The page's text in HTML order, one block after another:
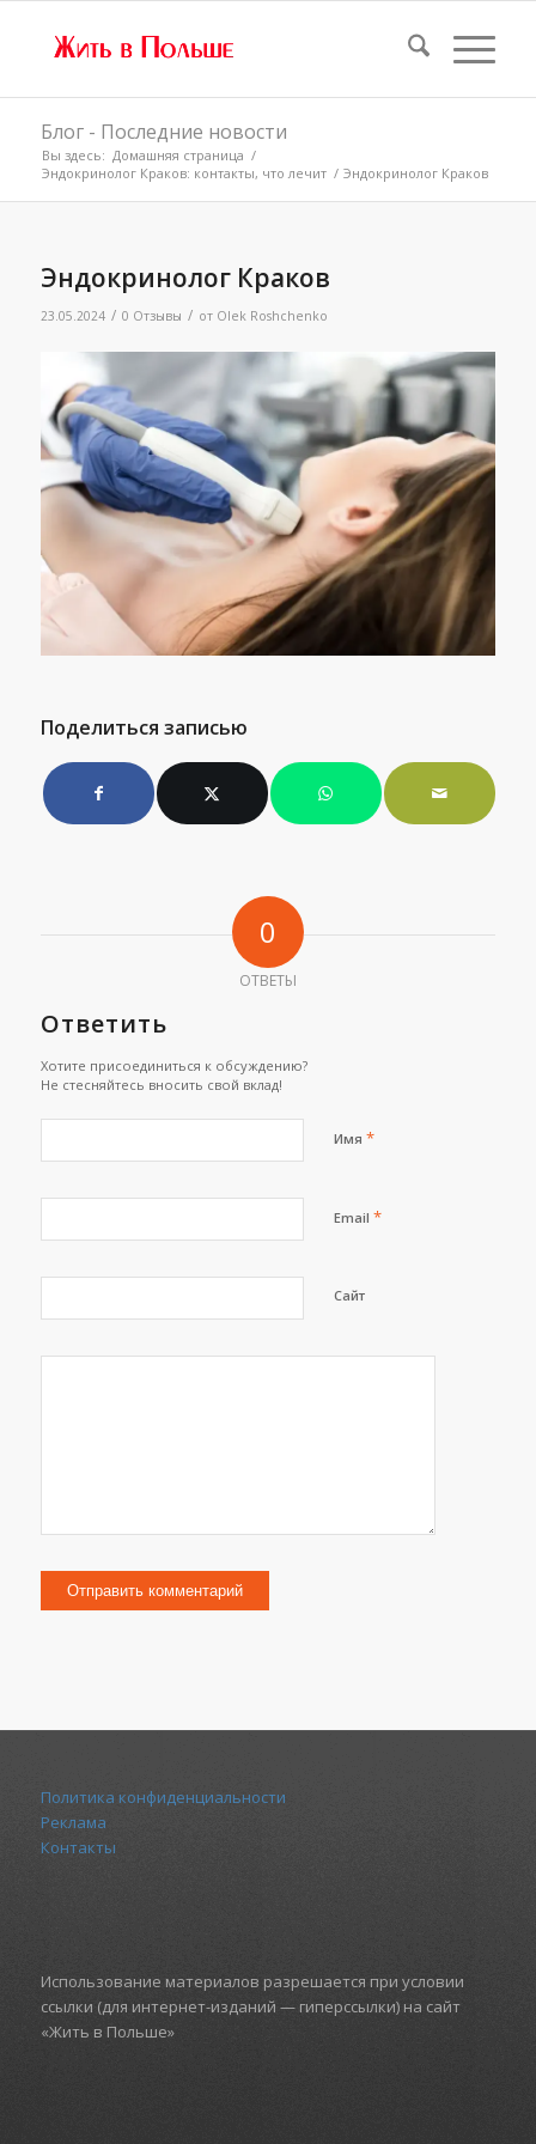
Блог - Последние новости
Вы здесь: Домашняя страница /
Эндокринолог Краков: контакты, что лечит / Эндокринолог Краков
Эндокринолог Краков
23.05.2024 / 0 Отзывы / от Olek Roshchenko
Поделиться записью
0
ОТВЕТЫ
Ответить
Хотите присоединиться к обсуждению?
Не стесняйтесь вносить свой вклад!
Имя *
Email *
Сайт
Политика конфиденциальности
Реклама
Контакты
Использование материалов разрешается при условии
ссылки (для интернет-изданий — гиперссылки) на сайт
«Жить в Польше»